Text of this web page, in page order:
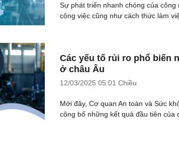
Sự phát triển nhanh chóng của
công việc cũng như cách thức làm
Các yếu tố rủi ro phổ biến
ở châu Âu
12/03/2025 05:01 Chiều
Mới đây, Cơ quan An toàn và Sức
công bố những kết quả đầu tiên của